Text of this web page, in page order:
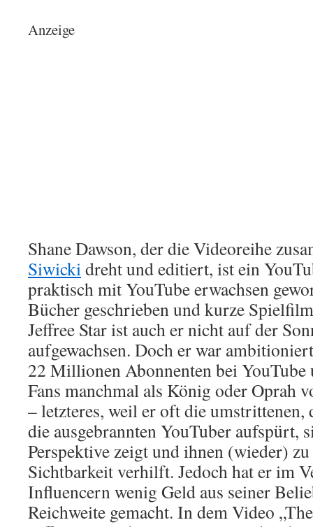
Anzeige
Shane Dawson, der die Videoreihe
Siwickidreht und editiert, ist ein
praktisch mit YouTube erwachsen
Bücher geschrieben und kurze
Jeffree Star ist auch er nicht auf der
aufgewachsen. Doch er war
22 Millionen Abonnenten bei
Fans manchmal als König oder Oprah
– letzteres, weil er oft die umstrittenen,
die ausgebrannten YouTuber aufspürt,
Perspektive zeigt und ihnen (wieder)
Sichtbarkeit verhilft. Jedoch hat er im
Influencern wenig Geld aus seiner
Reichweite gemacht. In dem Video